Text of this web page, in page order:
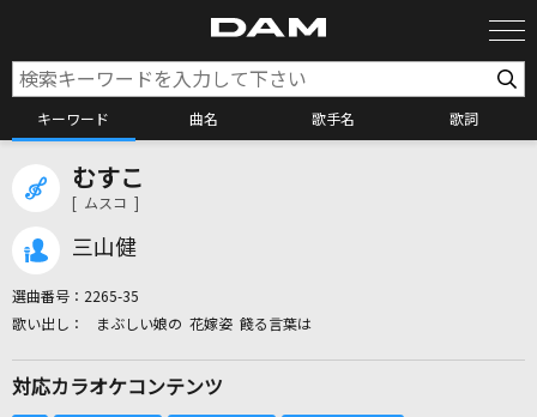
キーワード 曲名 歌手名 歌詞
むすこ
[ ムスコ ]
三山健
選曲番号： 2265-35
まぶしい娘の 花嫁姿 餞る言葉は
対応カラオケコンテンツ